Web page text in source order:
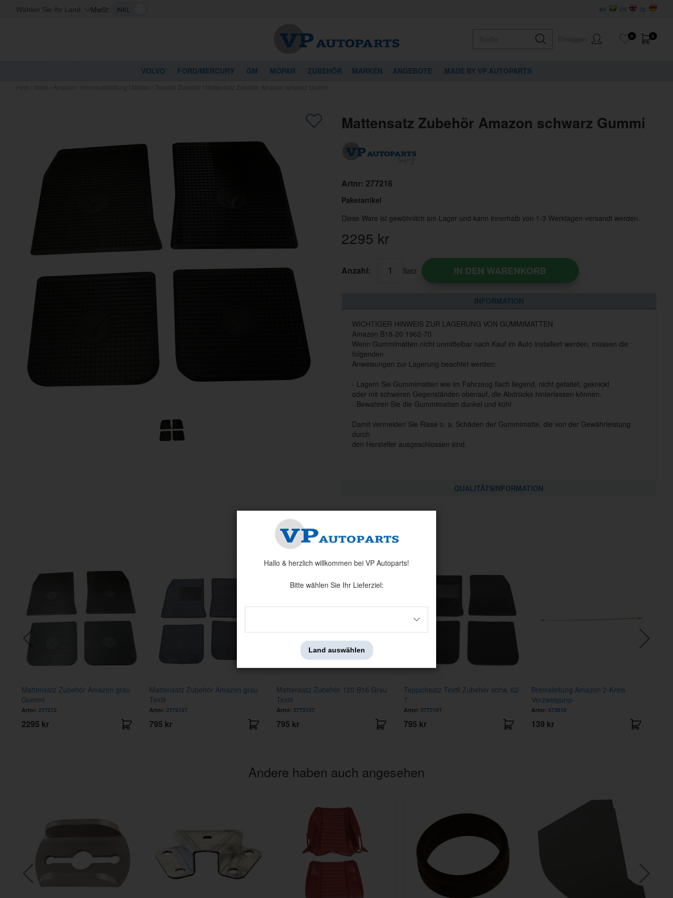
Wählen Sie Ihr Land MwSt: DE
EN
SV
0
0
VOLVO FORD/MERCURY GM MOPAR ZUBEHÖR MARKEN ANGEBOTE MADE BY VP AUTOPARTS
Mattensatz Zubehör Amazon schwarz Gummi
Artnr: 277216
Paketartikel
Diese Ware ist gewöhnlich am Lager und kann innerhalb von 1-3 Werktagen versandt werden.
2295 kr
Anzahl: Satz IN DEN WARENKORB
INFORMATION
WICHTIGER HINWEIS ZUR LAGERUNG VON GUMMIMATTEN
Amazon B18-20 1962-70
Wenn Gummimatten nicht unmittelbar nach Kauf im Auto installiert werden, müssen die
folgenden
Anweisungen zur Lagerung beachtet werden:
- Lagern Sie Gummimatten wie im Fahrzeug flach liegend, nicht gefaltet, geknickt
oder mit schweren Gegenständen obenauf, die Abdrücke hinterlassen können.
- Bewahren Sie die Gummimatten dunkel und kühl
Damit vermeiden Sie Risse o. a. Schäden der Gummimatte, die von der Gewährleistung
durch
den Hersteller ausgeschlossen sind.
QUALITÄTSINFORMATION
Verwandte Produkte
Mattensatz Zubehör Amazon grau
Gummi
Artnr: 277215
2295 kr
Mattensatz Zubehör Amazon grau
Textil
Artnr: 277215T
795 kr
Mattensatz Zubehör 120 B16 Grau
Textil
Artnr: 277213T
795 kr
Teppichsatz Textil Zubehör schw. 62-
7
Artnr: 277216T
795 kr
Bremsleitung Amazon 2-Kreis
Verzweigung-
Artnr: 673810
139 kr
Andere haben auch angesehen
Hallo & herzlich willkommen bei VP Autoparts!
Bitte wählen Sie Ihr Lieferziel:
Land auswählen